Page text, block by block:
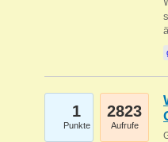
1
Punkte
2823
Aufrufe